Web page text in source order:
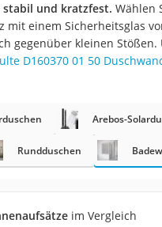
mit Kalkfilter
x 200
Schreibtisch
stabil und kratzfest. Wählen
mit einem Sicherheitsglas
gegenüber kleinen Stößen.
D160370 01 50
Arebos-
Rundduschen
im Vergleich